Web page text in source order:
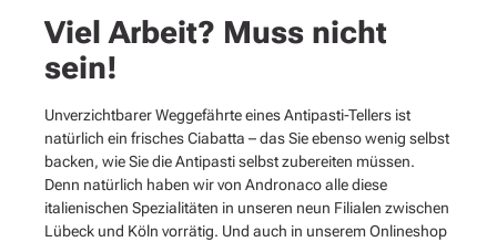
Viel Arbeit? Muss nicht
sein!
Unverzichtbarer Weggefährte eines Antipasti-Tellers ist
natürlich ein frisches Ciabatta – das Sie ebenso wenig selbst
backen, wie Sie die Antipasti selbst zubereiten müssen.
Denn natürlich haben wir von Andronaco alle diese
italienischen Spezialitäten in unseren neun Filialen zwischen
Lübeck und Köln vorrätig. Und auch in unserem Onlineshop